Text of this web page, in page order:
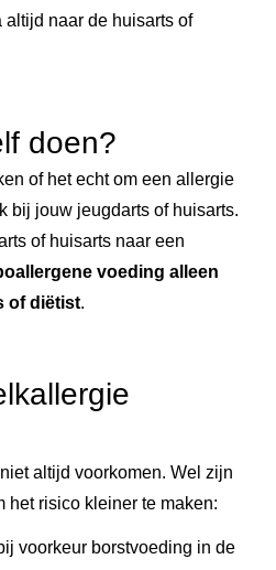
naar de huisarts of
doen?
of het echt om een allergie
bij jouw jeugdarts of huisarts.
of huisarts naar een
voeding alleen
of diëtist.
altijd voorkomen. Wel zijn
het risico kleiner te maken:
voorkeur borstvoeding in de